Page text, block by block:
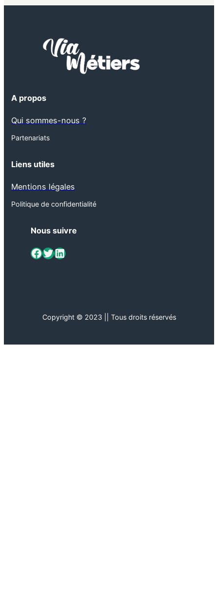
A propos
Qui sommes-nous ?
Partenariats
Liens utiles
Mentions légales
Politique de confidentialité
Nous suivre
ViaMétiers sur Facebook Twitter LinkedIn
Copyright © 2023 || Tous droits réservés